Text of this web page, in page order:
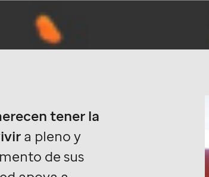
tener la
a pleno y
de sus